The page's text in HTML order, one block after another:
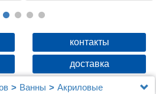
контакты
доставка
Ванны Акриловые